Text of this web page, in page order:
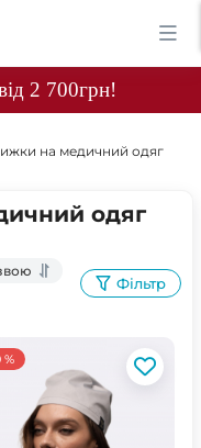
2 700грн!
на медичний одяг
одяг
Фільтр
%